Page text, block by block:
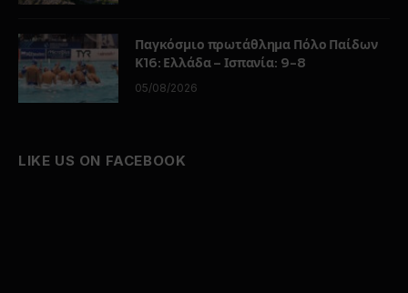
Παγκόσμιο πρωτάθλημα Πόλο Παίδων
Κ16: Ελλάδα – Ισπανία: 9-8
05/08/2026
LIKE US ON FACEBOOK